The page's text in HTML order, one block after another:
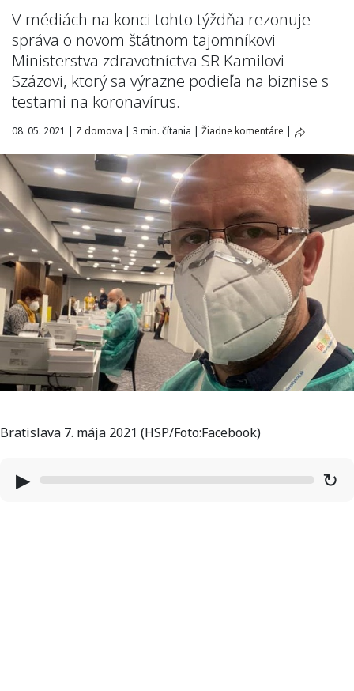
V médiách na konci tohto týždňa rezonuje
správa o novom štátnom tajomníkovi
Ministerstva zdravotníctva SR Kamilovi
Százovi, ktorý sa výrazne podieľa na biznise s
testami na koronavírus.
08. 05. 2021 | Z domova | 3 min. čítania | Žiadne komentáre |
Bratislava 7. mája 2021 (HSP/Foto:Facebook)
▶ ↻